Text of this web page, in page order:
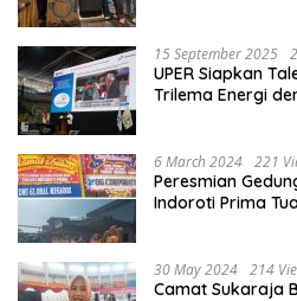
15 September 2025
UPER Siapkan
Trilema Energi
6 March 2024 221
Peresmian
Indoroti Prima
30 May 2024 214
Camat Sukaraja